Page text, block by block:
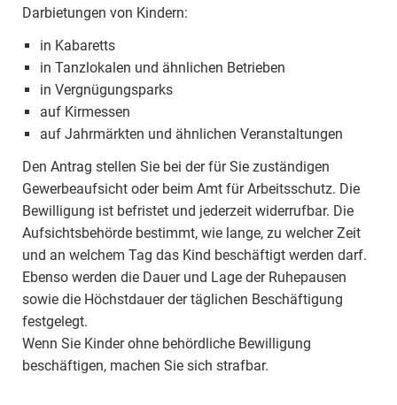
Darbietungen von Kindern:
in Kabaretts
in Tanzlokalen und ähnlichen Betrieben
in Vergnügungsparks
auf Kirmessen
auf Jahrmärkten und ähnlichen Veranstaltungen
Den Antrag stellen Sie bei der für Sie zuständigen
Gewerbeaufsicht oder beim Amt für Arbeitsschutz. Die
Bewilligung ist befristet und jederzeit widerrufbar. Die
Aufsichtsbehörde bestimmt, wie lange, zu welcher Zeit
und an welchem Tag das Kind beschäftigt werden darf.
Ebenso werden die Dauer und Lage der Ruhepausen
sowie die Höchstdauer der täglichen Beschäftigung
festgelegt.
Wenn Sie Kinder ohne behördliche Bewilligung
beschäftigen, machen Sie sich strafbar.